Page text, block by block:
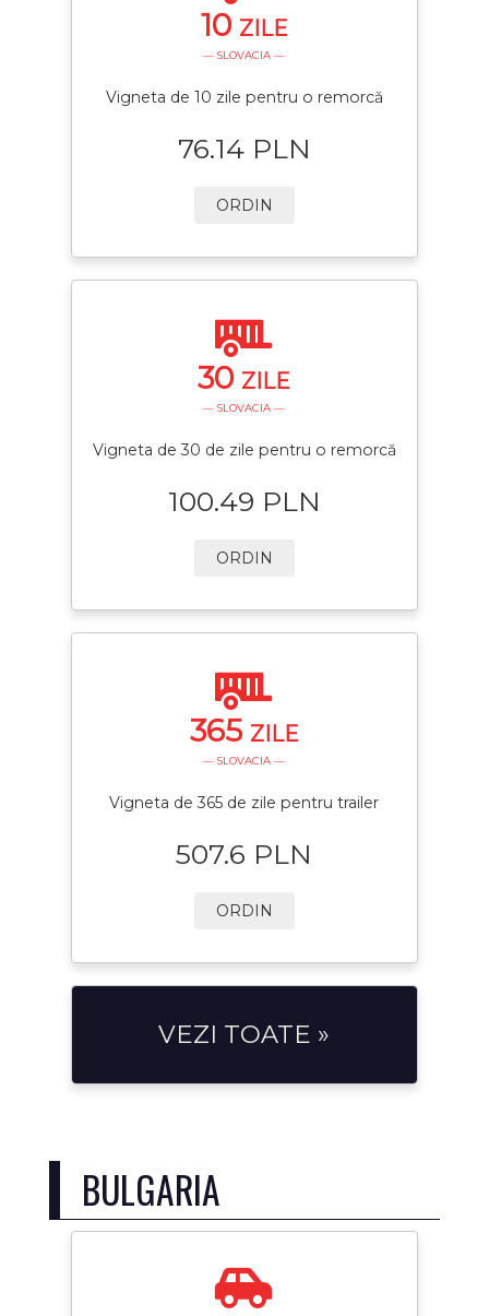
10 ZILE
— SLOVACIA —
Vigneta de 10 zile pentru o remorcă
76.14 PLN
ORDIN
30 ZILE
— SLOVACIA —
Vigneta de 30 de zile pentru o remorcă
100.49 PLN
ORDIN
365 ZILE
— SLOVACIA —
Vigneta de 365 de zile pentru trailer
507.6 PLN
ORDIN
VEZI TOATE »
BULGARIA